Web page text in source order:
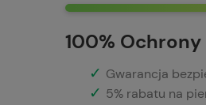
100%
✓ Gwarancja
✓ 5% rabatu na